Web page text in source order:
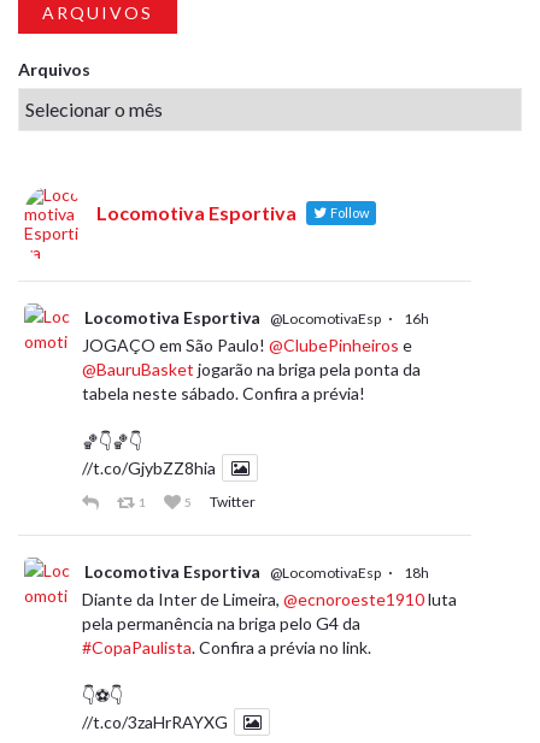
ARQUIVOS
Arquivos
Locomotiva Esportiva Follow
Locomotiva Esportiva @LocomotivaEsp · 16h
JOGAÇO em São Paulo! @ClubePinheiros e
@BauruBasket jogarão na briga pela ponta da
tabela neste sábado. Confira a prévia!
🏀👇🏀👇
//t.co/GjybZZ8hia
1 5 Twitter
Locomotiva Esportiva @LocomotivaEsp · 18h
Diante da Inter de Limeira, @ecnoroeste1910luta
pela permanência na briga pelo G4 da
#CopaPaulista. Confira a prévia no link.
👇⚽️👇
//t.co/3zaHrRAYXG